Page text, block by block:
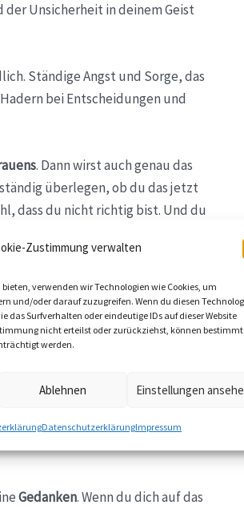
Zustimmung verwalten
verwenden wir Technologien wie Cookies, um
und/oder darauf zuzugreifen. Wenn du diesen
das Surfverhalten oder eindeutige IDs auf dieser Website
nicht erteilst oder zurückziehst, können
werden.
Ablehnen Einstellungen
DatenschutzerklärungImpressum
der Unsicherheit in deinem Geist
Ständige Angst und Sorge, das
bei Entscheidungen und
. Dann wirst auch genau das
überlegen, ob du das jetzt
dass du nicht richtig bist. Und du
vor, wie es sein wird, wenn du dir
dualles schaffen kannst.
es
Damit du das Unkraut des
Gedanken. Wenn du dich auf das